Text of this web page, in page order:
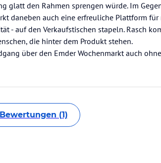
glatt den Rahmen sprengen würde. Im
daneben auch eine erfreuliche Plattform
- auf den Verkaufstischen stapeln. Rasch
die hinter dem Produkt stehen.
über den Emder Wochenmarkt auch
(1)